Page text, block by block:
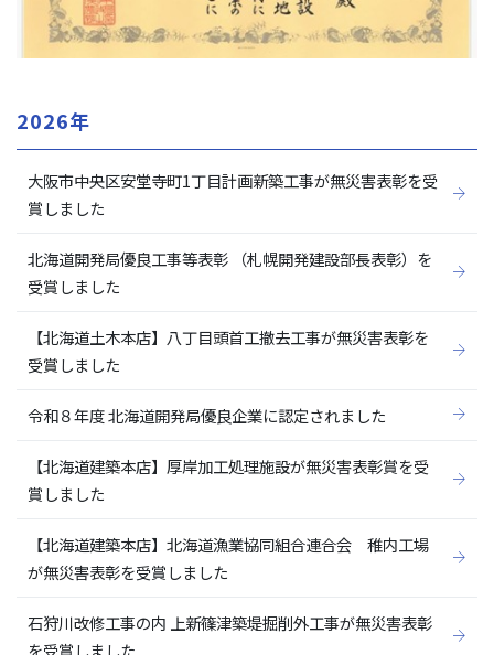
2026年
大阪市中央区安堂寺町1丁目計画新築工事が無災害表彰を受
賞しました
北海道開発局優良工事等表彰 （札幌開発建設部長表彰）を
受賞しました
【北海道土木本店】八丁目頭首工撤去工事が無災害表彰を
受賞しました
令和８年度 北海道開発局優良企業に認定されました
【北海道建築本店】厚岸加工処理施設が無災害表彰賞を受
賞しました
【北海道建築本店】北海道漁業協同組合連合会 稚内工場
が無災害表彰を受賞しました
石狩川改修工事の内 上新篠津築堤掘削外工事が無災害表彰
を受賞しました